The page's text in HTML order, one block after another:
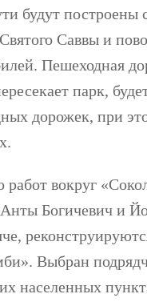
будут построены
Саввы и
Пешеходная
парк,
дорожек, при
вокруг
Богичевич и
Выбран
населенных